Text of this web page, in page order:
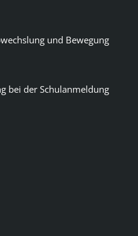
und Bewegung
bei der Schulanmeldung